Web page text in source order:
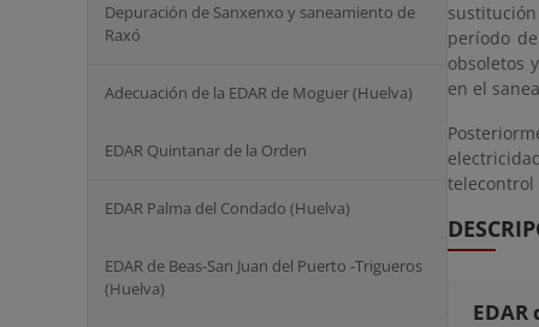
Depuración de Sanxenxo y saneamiento de
Raxó
Adecuación de la EDAR de Moguer (Huelva)
EDAR Quintanar de la Orden
EDAR Palma del Condado (Huelva)
EDAR de Beas-San Juan del Puerto -Trigueros
(Huelva)
período
obsoletos
en el
telecontrol
EDAR